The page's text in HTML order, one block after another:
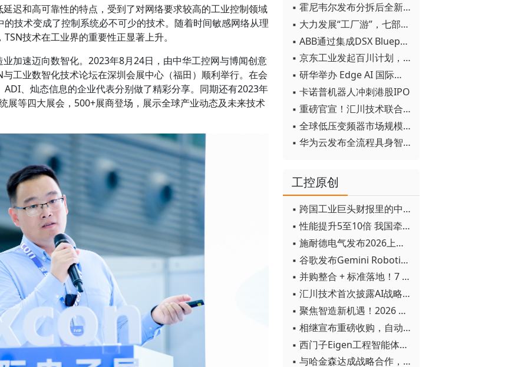
迟和高可靠性的特点，受到了对网络要求较高的工业控制领域
技术变成了控制系统必不可少的技术。随着时间敏感网络从理
技术在工业界的重要性正显著上升。
加速迈向数智化。2023年8月24日，由中华工控网与博闻创意
工业数智化技术论坛在深圳会展中心（福田）顺利举行。在会
、灿态信息的企业代表分别做了精彩分享。同期还有2023年
展等四大展会，500+展商登场，展示全球产业动态及未来技术
▪ 霍尼韦尔发布分拆后全新品牌：霍尼韦尔科技与霍尼韦尔航空航天
▪ 大力发展“工厂游”，七部门联合发文！
▪ ABB通过集成DSX Blueprint AI基础设施，扩大与英伟达的合作
▪ 京东工业发起百川计划， 构建工业大模型新生态
▪ 研华举办 Edge AI 国际论坛
▪ 卡诺普机器人冲刺港股IPO
▪ 重磅官宣！汇川技术联合发起 D12 联盟，开创产教融合新范式
▪ 全球低压变频器市场规模2030年将超170亿美元
▪ 华为云发布全流程具身智能开发平台CloudRobo
工控原创
▪ 跨国工业巨头财报里的中国成绩单
▪ 性能提升5至10倍 我国牵头制定的WiTSnet工业以太网国际标准正式发布
▪ 施耐德电气发布2026上半年可持续发展成绩单 "Impact 2030"路线图开局稳健
▪ 谷歌发布Gemini Robotics 2模型 实现人形机器人全身智能控制突破
▪ 并购整合 + 标准落地！7 月工业自动化产业动态速递
▪ 汇川技术首次披露AI战略进展：从两个方面推动“AI业务化”落地
▪ 聚焦智造新机遇！2026 青岛数字化及智能制造技术论坛圆满落幕
▪ 相继宣布重磅收购，自动化巨头新一轮并购潮剑指何方？
▪ 西门子Eigen工程智能体落地中国，工业AI跨越物理世界“确定性”拐点
▪ 与哈金森达成战略合作，乐聚机器人何以持续获得工业巨头青睐？